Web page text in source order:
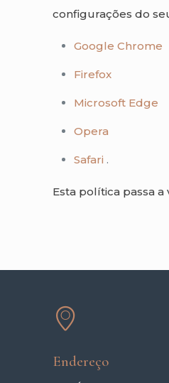
configurações do
Google Chrome
Firefox
Microsoft Edge
Opera
Safari .
Esta política passa
Endereço